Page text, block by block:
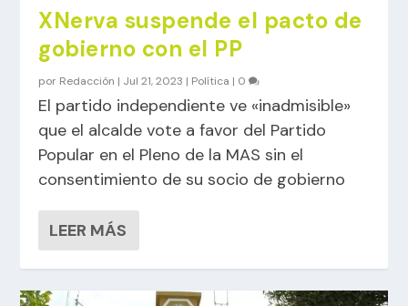
XNerva suspende el pacto de
gobierno con el PP
por Redacción | Jul 21, 2023 | Política | 0
El partido independiente ve «inadmisible»
que el alcalde vote a favor del Partido
Popular en el Pleno de la MAS sin el
consentimiento de su socio de gobierno
LEER MÁS